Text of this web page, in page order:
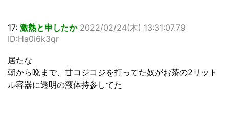
17: 激熱と申したか 2022/02/24(木) 13:31:07.79
ID:Ha0i6k3qr
居たな
朝から晩まで、甘コジコジを打ってた奴がお茶の2リット
ル容器に透明の液体持参してた